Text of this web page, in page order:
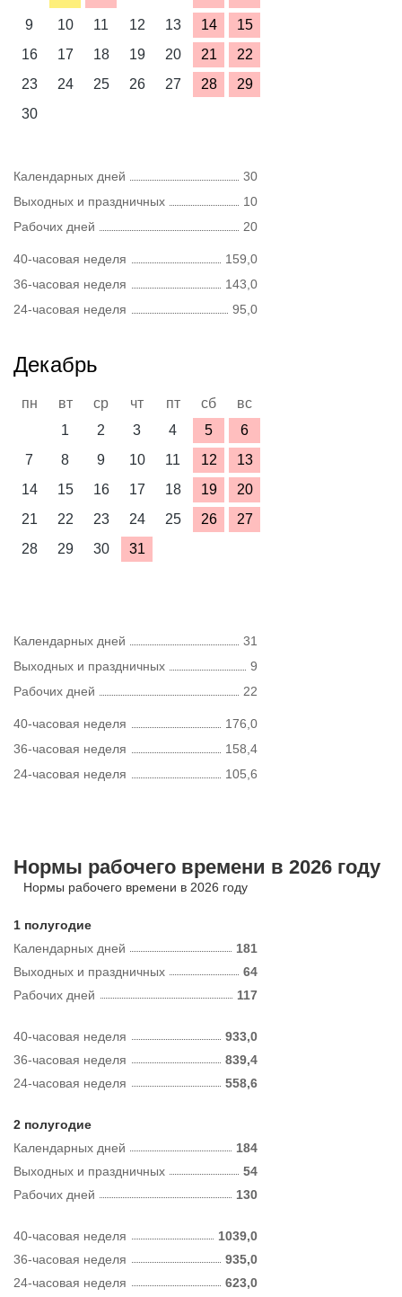
9
10 11 12 13 14
15
16
17 18 19 20 21
22
23
24 25 26 27 28
29
30
Календарных дней
30
Выходных и праздничных
10
Рабочих дней
20
40-часовая неделя
159,0
36-часовая неделя
143,0
24-часовая неделя
95,0
Декабрь
пн вт ср чт пт сб
вс
1
2 3 4 5
6
7
8 9 10 11 12
13
14
15 16 17 18 19
20
21
22 23 24 25 26
27
28
29 30 31
Календарных дней
31
Выходных и праздничных
9
Рабочих дней
22
40-часовая неделя
176,0
36-часовая неделя
158,4
24-часовая неделя
105,6
Нормы рабочего времени в 2026 году
Нормы рабочего времени в 2026 году
1 полугодие
Календарных дней
181
Рабочих дней 117
Выходных и праздничных 64
40-часовая неделя
933,0
36-часовая неделя
839,4
24-часовая неделя
558,6
2 полугодие
Календарных дней
184
Рабочих дней 130
Выходных и праздничных 54
40-часовая неделя
1039,0
36-часовая неделя
935,0
24-часовая неделя
623,0